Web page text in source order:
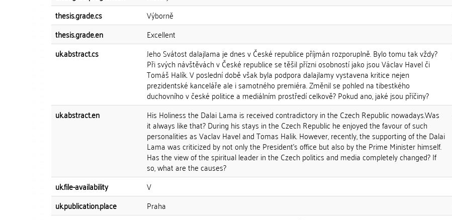
thesis.grade.cs
Výborně
thesis.grade.en
Excellent
uk.abstract.cs
Jeho Svátost dalajlama je dnes v České republice příjmán rozporuplně. Bylo tomu tak vždy?
Při svých návštěvách v České republice se těšil přízni osobností jako jsou Václav Havel či
Tomáš Halík. V poslední době však byla podpora dalajlamy vystavena kritice nejen
prezidentské kanceláře ale i samotného premiéra. Změnil se pohled na tibestkého
duchovního v české politice a mediálním prostředí celkově? Pokud ano, jaké jsou příčiny?
uk.abstract.en His Holiness the Dalai Lama is received contradictory in the Czech Republic nowadays.Was
it always like that? During his stays in the Czech Republic he enjoyed the favour of such
personalities as Vaclav Havel and Tomas Halik. However, recently, the supporting of the Dalai
Lama was criticized by not only the President's office but also by the Prime Minister himself.
Has the view of the spiritual leader in the Czech politics and media completely changed? If
so, what are the causes?
uk.file-availability
V
uk.publication.place
Praha